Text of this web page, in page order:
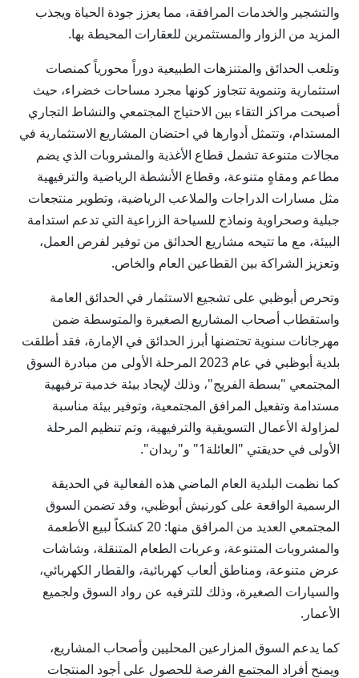
والتشجير والخدمات المرافقة، مما يعزز جودة الحياة ويجذب
المزيد من الزوار والمستثمرين للعقارات المحيطة بها.
وتلعب الحدائق والمتنزهات الطبيعية دوراً محورياً كمنصات
استثمارية وتنموية تتجاوز كونها مجرد مساحات خضراء، حيث
أصبحت مراكز التقاء بين الاحتياج المجتمعي والنشاط التجاري
المستدام، وتتمثل أدوارها في احتضان المشاريع الاستثمارية في
مجالات متنوعة تشمل قطاع الأغذية والمشروبات الذي يضم
مطاعم ومقاهٍ متنوعة، وقطاع الأنشطة الرياضية والترفيهية
مثل مسارات الدراجات والملاعب الرياضية، وتطوير منتجعات
جبلية وصحراوية ونماذج للسياحة الزراعية التي تدعم استدامة
البيئة، مع ما تتيحه مشاريع الحدائق من توفير لفرص العمل،
وتعزيز الشراكة بين القطاعين العام والخاص.
وتحرص أبوظبي على تشجيع الاستثمار في الحدائق العامة
واستقطاب أصحاب المشاريع الصغيرة والمتوسطة ضمن
مهرجانات سنوية تحتضنها أبرز الحدائق في الإمارة، فقد أطلقت
بلدية أبوظبي في عام 2023 المرحلة الأولى من مبادرة السوق
المجتمعي "بسطة الفريج"، وذلك لإيجاد بيئة خدمية ترفيهية
مستدامة وتفعيل المرافق المجتمعية، وتوفير بيئة مناسبة
لمزاولة الأعمال التسويقية والترفيهية، وتم تنظيم المرحلة
الأولى في حديقتي "العائلة1" و"ربدان".
كما نظمت البلدية العام الماضي هذه الفعالية في الحديقة
الرسمية الواقعة على كورنيش أبوظبي، وقد تضمن السوق
المجتمعي العديد من المرافق منها: 20 كشكاً لبيع الأطعمة
والمشروبات المتنوعة، وعربات الطعام المتنقلة، وشاشات
عرض متنوعة، ومناطق ألعاب كهربائية، والقطار الكهربائي،
والسيارات الصغيرة، وذلك للترفيه عن رواد السوق ولجميع
الأعمار.
كما يدعم السوق المزارعين المحليين وأصحاب المشاريع،
ويمنح أفراد المجتمع الفرصة للحصول على أجود المنتجات